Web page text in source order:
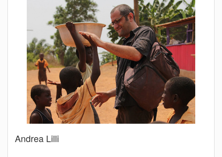
Andrea Lilli